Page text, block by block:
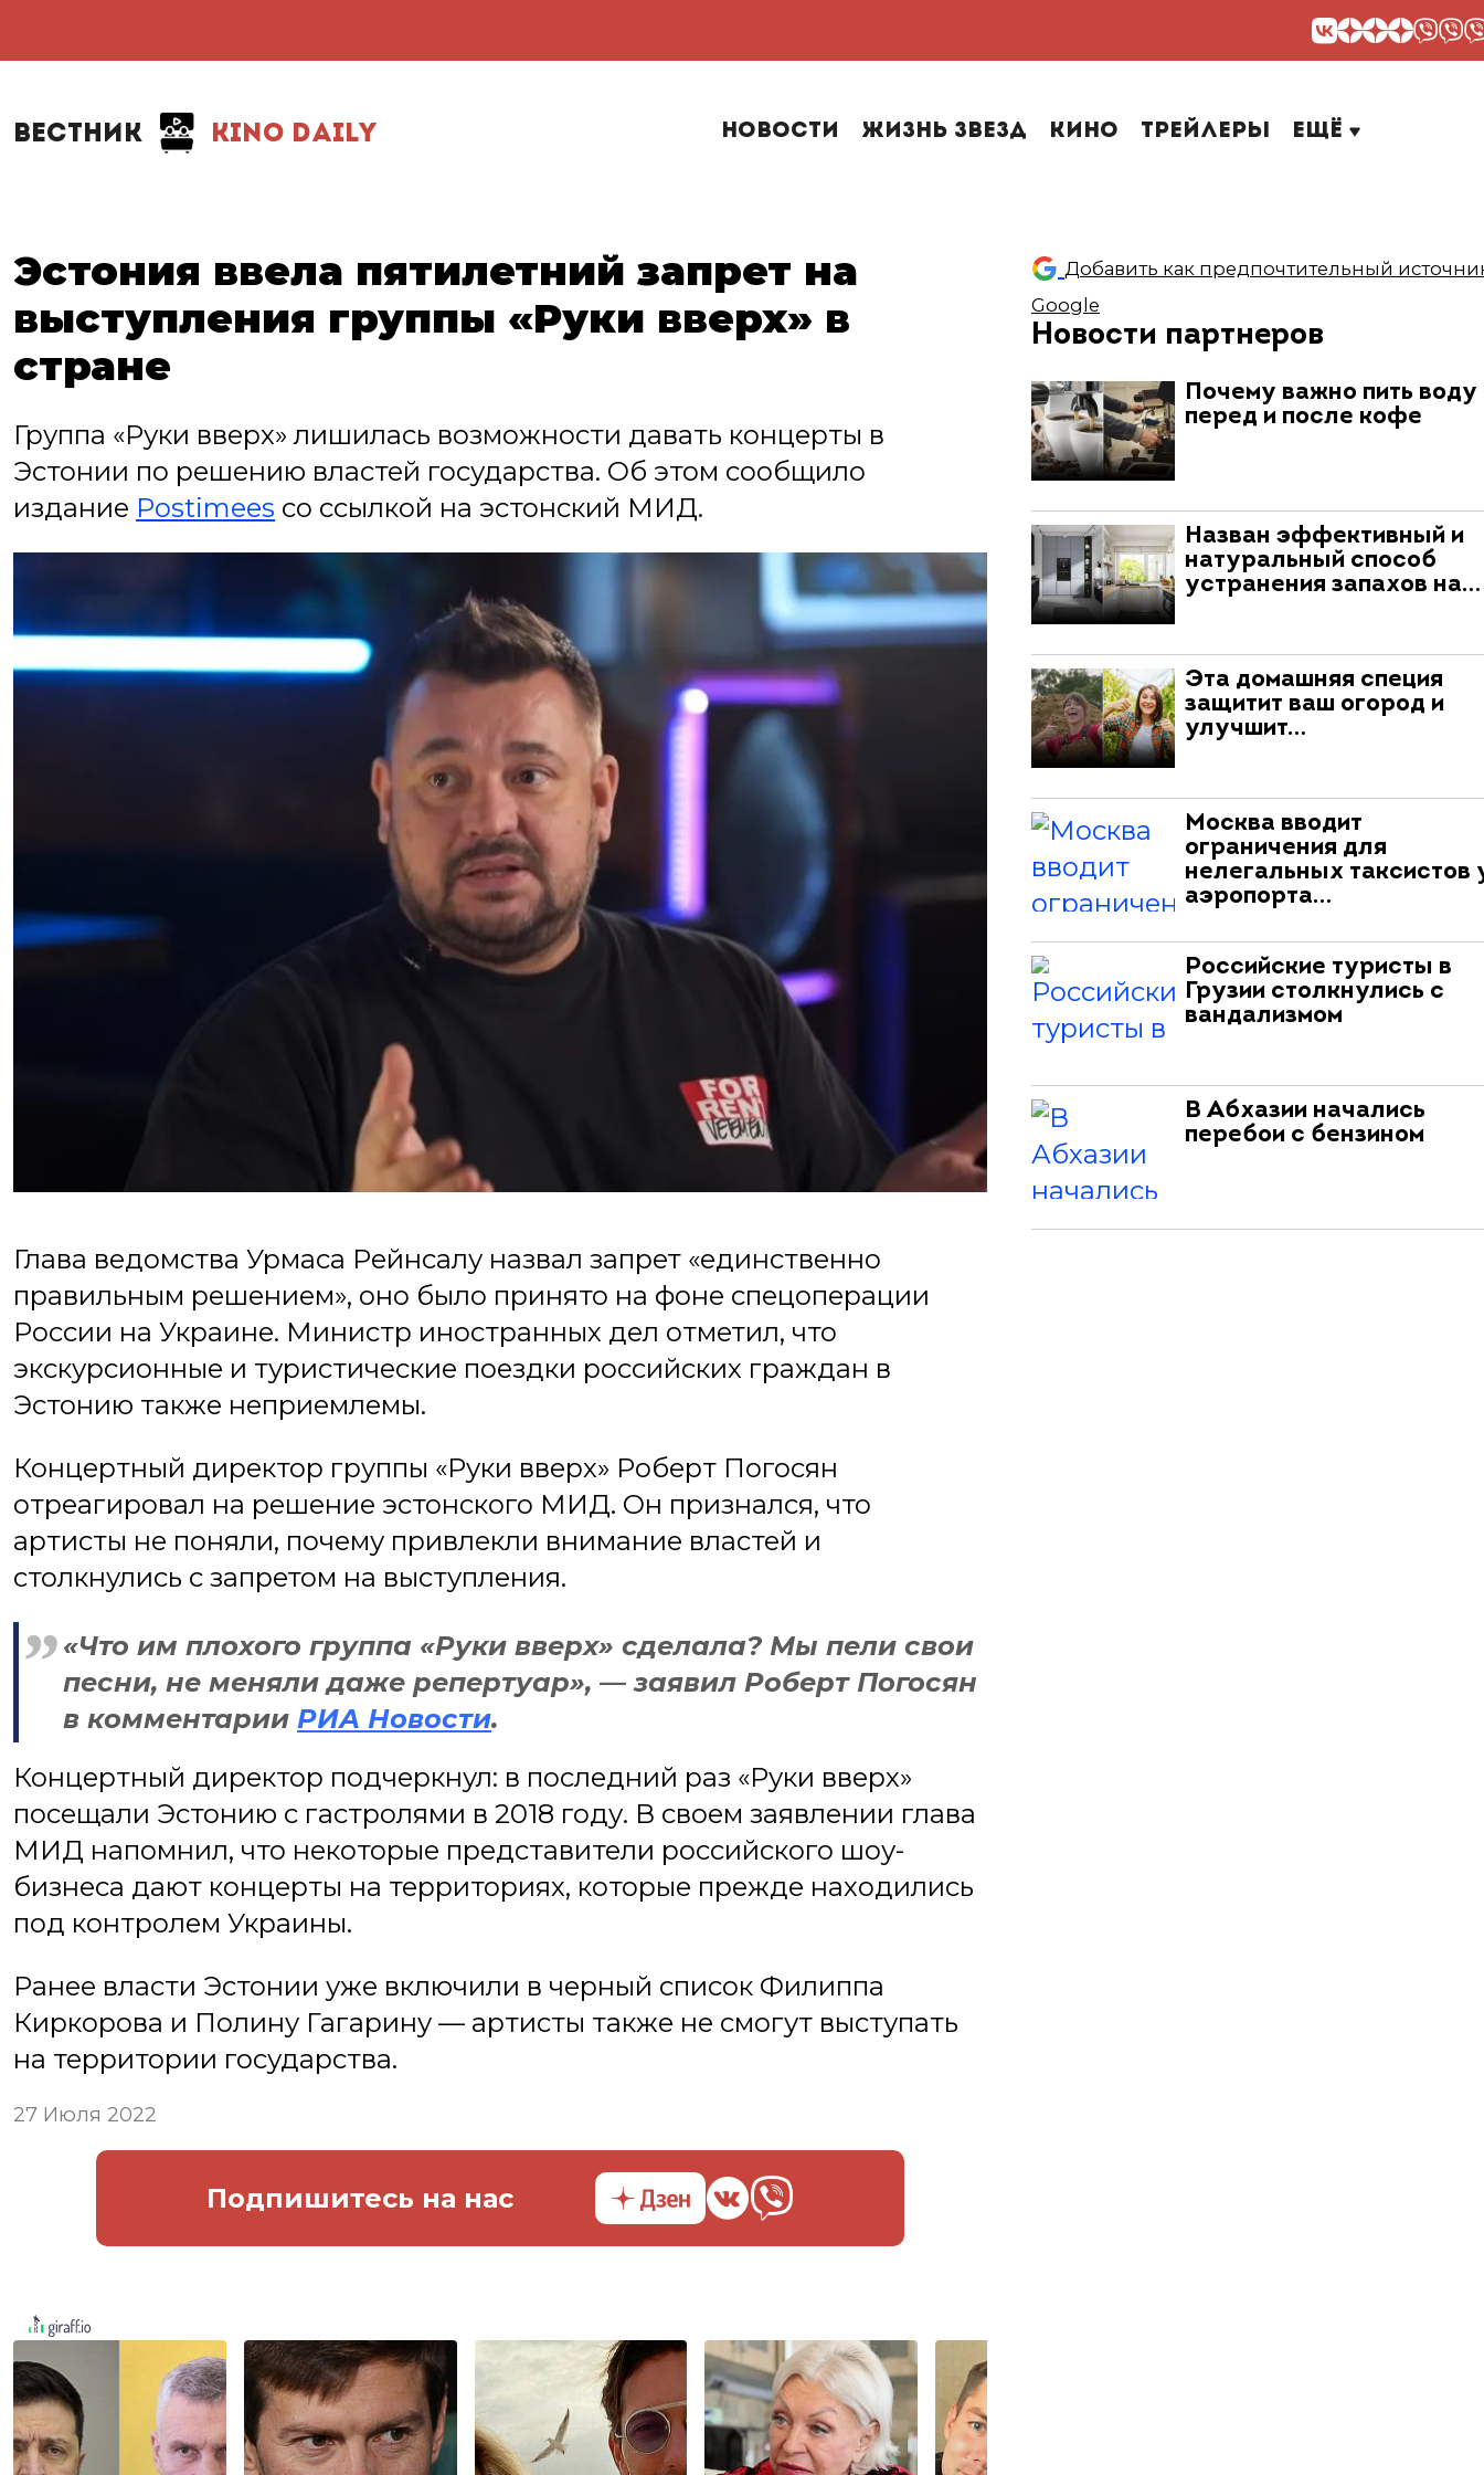
ВЕСТНИК KINO DAILY Новости Жизнь звезд Кино Трейлеры Ещё
Эстония ввела пятилетний запрет на
выступления группы «Руки вверх» в
стране
Группа «Руки вверх» лишилась возможности давать концерты в
Эстонии по решению властей государства. Об этом сообщило
издание Postimees со ссылкой на эстонский МИД.
Глава ведомства Урмаса Рейнсалу назвал запрет «единственно
правильным решением», оно было принято на фоне спецоперации
России на Украине. Министр иностранных дел отметил, что
экскурсионные и туристические поездки российских граждан в
Эстонию также неприемлемы.
Концертный директор группы «Руки вверх» Роберт Погосян
отреагировал на решение эстонского МИД. Он признался, что
артисты не поняли, почему привлекли внимание властей и
столкнулись с запретом на выступления.
«Что им плохого группа «Руки вверх» сделала? Мы пели свои
песни, не меняли даже репертуар», — заявил Роберт Погосян
в комментарии РИА Новости.
Концертный директор подчеркнул: в последний раз «Руки вверх»
посещали Эстонию с гастролями в 2018 году. В своем заявлении глава
МИД напомнил, что некоторые представители российского шоу-
бизнеса дают концерты на территориях, которые прежде находились
под контролем Украины.
Ранее власти Эстонии уже включили в черный список Филиппа
Киркорова и Полину Гагарину — артисты также не смогут выступать
на территории государства.
27 Июля 2022
Подпишитесь на нас
Добавить как предпочтительный
Google
Новости партнеров
Почему важно пить воду
перед и после кофе
Назван эффективный и
натуральный способ
устранения запахов на…
Эта домашняя специя
защитит ваш огород и
улучшит…
Москва вводит
ограничения для
нелегальных таксистов
аэропорта…
Российские туристы в
Грузии столкнулись с
вандализмом
В Абхазии начались
перебои с бензином